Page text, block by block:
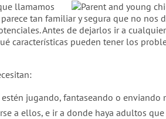
llamamos
tan familiar y segura que no
Antes de dejarlos ir a
características pueden tener los
jugando, fantaseando o enviando
a ellos, e ir a donde haya adultos